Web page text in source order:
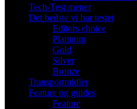
Tech-Test mener
Det bedste vi har testet
Editors choice
Platinum
Gold
Silver
Bronze
Transportmidler
Feature og guides
Feature